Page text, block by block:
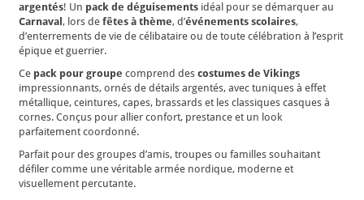
argentés! Un pack de déguisements idéal pour se démarquer au
Carnaval, lors defêtes à thème, d’événements scolaires,
d’enterrements de vie de célibataire ou de toute célébration à l’esprit
épique et guerrier.
Ce pack pour groupe comprend descostumes de Vikings
impressionnants, ornés de détails argentés, avec tuniques à effet
métallique, ceintures, capes, brassards et les classiques casques à
cornes. Conçus pour allier confort, prestance et un look
parfaitement coordonné.
Parfait pour des groupes d’amis, troupes ou familles souhaitant
défiler comme une véritable armée nordique, moderne et
visuellement percutante.